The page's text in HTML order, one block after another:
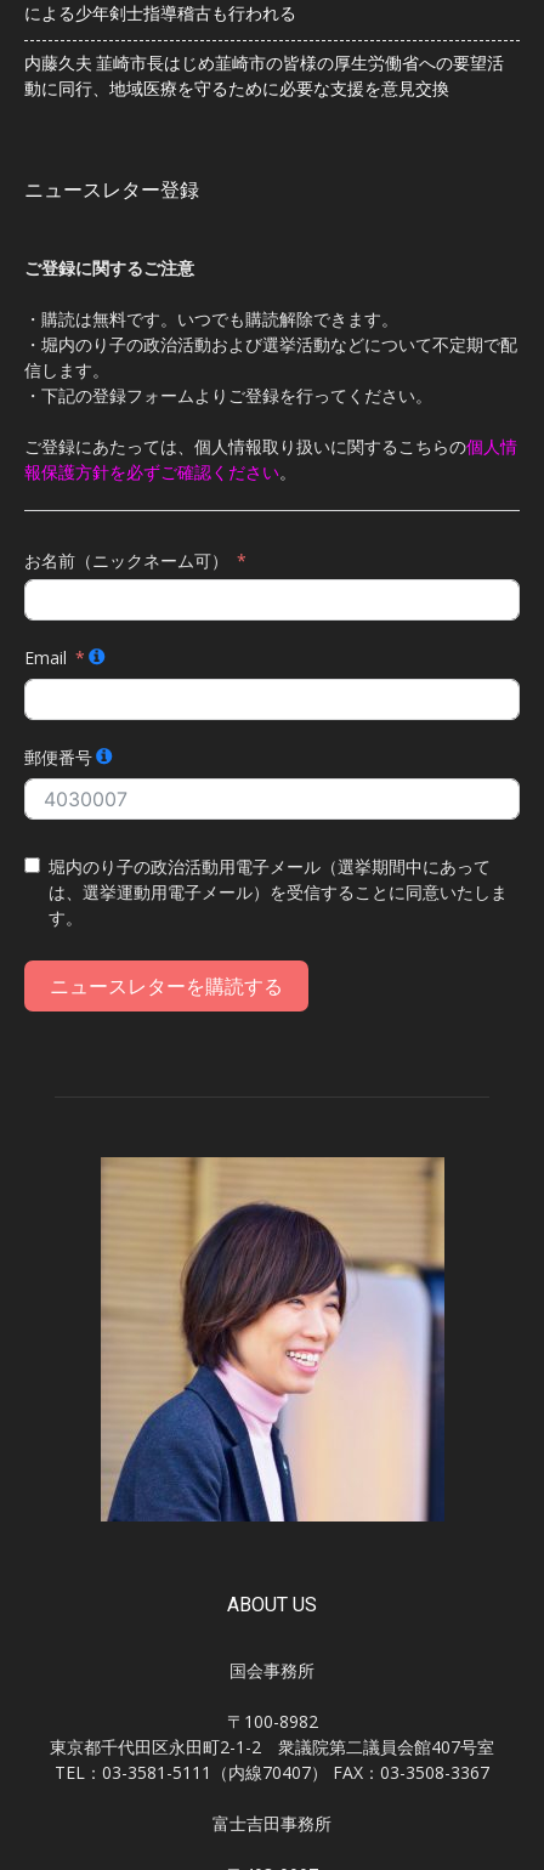
による少年剣士指導稽古も行われる
内藤久夫 韮崎市長はじめ韮崎市の皆様の厚生労働省への要望活
動に同行、地域医療を守るために必要な支援を意見交換
ニュースレター登録
ご登録に関するご注意
・購読は無料です。いつでも購読解除できます。
・堀内のり子の政治活動および選挙活動などについて不定期で配
信します。
・下記の登録フォームよりご登録を行ってください。
ご登録にあたっては、個人情報取り扱いに関するこちらの個人情
報保護方針を必ずご確認ください。
お名前（ニックネーム可）
Email
郵便番号
堀内のり子の政治活動用電子メール（選挙期間中にあって
は、選挙運動用電子メール）を受信することに同意いたしま
す。
ニュースレターを購読する
ABOUT US
国会事務所
〒100-8982
東京都千代田区永田町2-1-2 衆議院第二議員会館407号室
TEL：03-3581-5111（内線70407） FAX：03-3508-3367
富士吉田事務所